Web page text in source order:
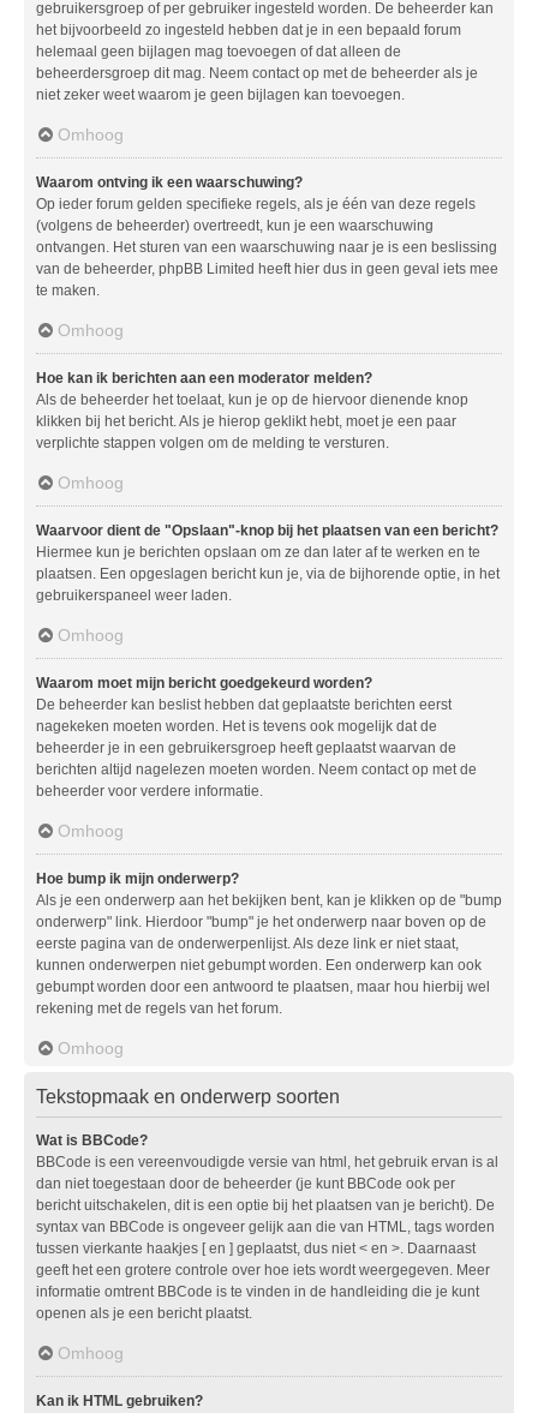
gebruikersgroep of per gebruiker ingesteld worden. De beheerder kan
het bijvoorbeeld zo ingesteld hebben dat je in een bepaald forum
helemaal geen bijlagen mag toevoegen of dat alleen de
beheerdersgroep dit mag. Neem contact op met de beheerder als je
niet zeker weet waarom je geen bijlagen kan toevoegen.
Omhoog
Waarom ontving ik een waarschuwing?
Op ieder forum gelden specifieke regels, als je één van deze regels
(volgens de beheerder) overtreedt, kun je een waarschuwing
ontvangen. Het sturen van een waarschuwing naar je is een beslissing
van de beheerder, phpBB Limited heeft hier dus in geen geval iets mee
te maken.
Omhoog
Hoe kan ik berichten aan een moderator melden?
Als de beheerder het toelaat, kun je op de hiervoor dienende knop
klikken bij het bericht. Als je hierop geklikt hebt, moet je een paar
verplichte stappen volgen om de melding te versturen.
Omhoog
Waarvoor dient de "Opslaan"-knop bij het plaatsen van een bericht?
Hiermee kun je berichten opslaan om ze dan later af te werken en te
plaatsen. Een opgeslagen bericht kun je, via de bijhorende optie, in het
gebruikerspaneel weer laden.
Omhoog
Waarom moet mijn bericht goedgekeurd worden?
De beheerder kan beslist hebben dat geplaatste berichten eerst
nagekeken moeten worden. Het is tevens ook mogelijk dat de
beheerder je in een gebruikersgroep heeft geplaatst waarvan de
berichten altijd nagelezen moeten worden. Neem contact op met de
beheerder voor verdere informatie.
Omhoog
Hoe bump ik mijn onderwerp?
Als je een onderwerp aan het bekijken bent, kan je klikken op de "bump
onderwerp" link. Hierdoor "bump" je het onderwerp naar boven op de
eerste pagina van de onderwerpenlijst. Als deze link er niet staat,
kunnen onderwerpen niet gebumpt worden. Een onderwerp kan ook
gebumpt worden door een antwoord te plaatsen, maar hou hierbij wel
rekening met de regels van het forum.
Omhoog
Tekstopmaak en onderwerp soorten
Wat is BBCode?
BBCode is een vereenvoudigde versie van html, het gebruik ervan is al
dan niet toegestaan door de beheerder (je kunt BBCode ook per
bericht uitschakelen, dit is een optie bij het plaatsen van je bericht). De
syntax van BBCode is ongeveer gelijk aan die van HTML, tags worden
tussen vierkante haakjes [ en ] geplaatst, dus niet < en >. Daarnaast
geeft het een grotere controle over hoe iets wordt weergegeven. Meer
informatie omtrent BBCode is te vinden in de handleiding die je kunt
openen als je een bericht plaatst.
Omhoog
Kan ik HTML gebruiken?